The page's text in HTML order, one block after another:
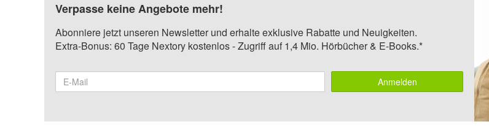
Verpasse keine Angebote mehr!
Abonniere jetzt unseren Newsletter und erhalte exklusive Rabatte und Neuigkeiten.
Extra-Bonus: 60 Tage Nextory kostenlos - Zugriff auf 1,4 Mio. Hörbücher & E-Books.*
Anmelden